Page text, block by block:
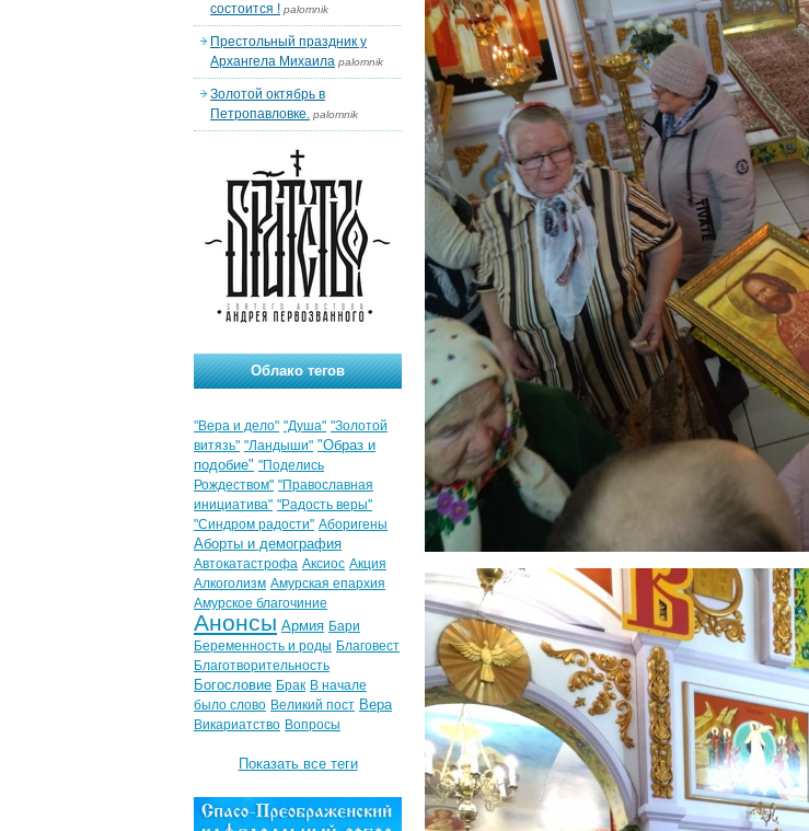
состоится ! palomnik
Престольный праздник у
Архангела Михаила palomnik
Золотой октябрь в
Петропавловке. palomnik
Облако тегов
"Вера и дело" "Душа" "Золотой
витязь" "Ландыши" "Образ и
подобие" "Поделись
Рождеством" "Православная
инициатива" "Радость веры"
"Синдром радости" Аборигены
Аборты и демография
Автокатастрофа Аксиос Акция
Алкоголизм Амурская епархия
Амурское благочиние
Анонсы Армия Бари
Беременность и роды Благовест
Благотворительность
Богословие Брак В начале
было слово Великий пост Вера
Викариатство Вопросы
Показать все теги